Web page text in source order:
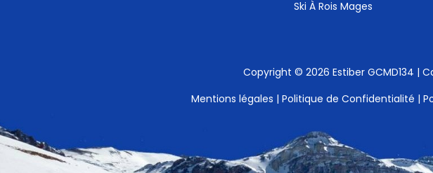
Ski À Rois Mages
Copyright © 2026 Estiber GCMD134 |
Mentions légales | Politique de Confidentialité |